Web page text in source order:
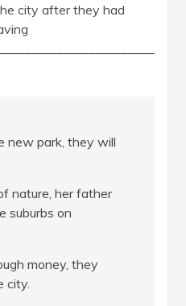
city after they had
new park, they will
nature, her father
suburbs on
money, they
city.